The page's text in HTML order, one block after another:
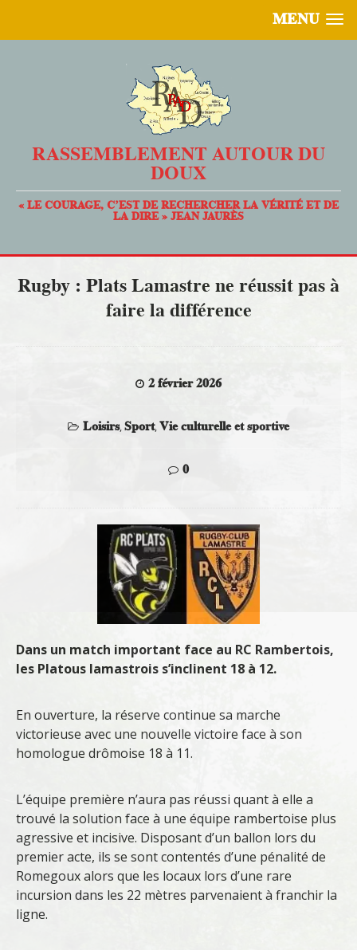
MENU
RASSEMBLEMENT AUTOUR DU
DOUX
« LE COURAGE, C’EST DE RECHERCHER LA VÉRITÉ ET DE
LA DIRE » JEAN JAURÈS
Rugby : Plats Lamastre ne réussit pas à
faire la différence
2 février 2026
Loisirs,Sport,Vie culturelle et sportive
0
Dans un match important face au RC Rambertois,
les Platous lamastrois s’inclinent 18 à 12.
En ouverture, la réserve continue sa marche
victorieuse avec une nouvelle victoire face à son
homologue drômoise 18 à 11.
L’équipe première n’aura pas réussi quant à elle a
trouvé la solution face à une équipe rambertoise plus
agressive et incisive. Disposant d’un ballon lors du
premier acte, ils se sont contentés d’une pénalité de
Romegoux alors que les locaux lors d’une rare
incursion dans les 22 mètres parvenaient à franchir la
ligne.